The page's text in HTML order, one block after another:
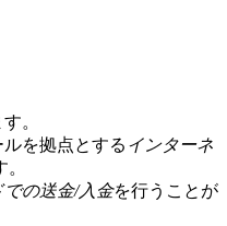
。
を拠点とする インターネ
での送金/入金を行うことが